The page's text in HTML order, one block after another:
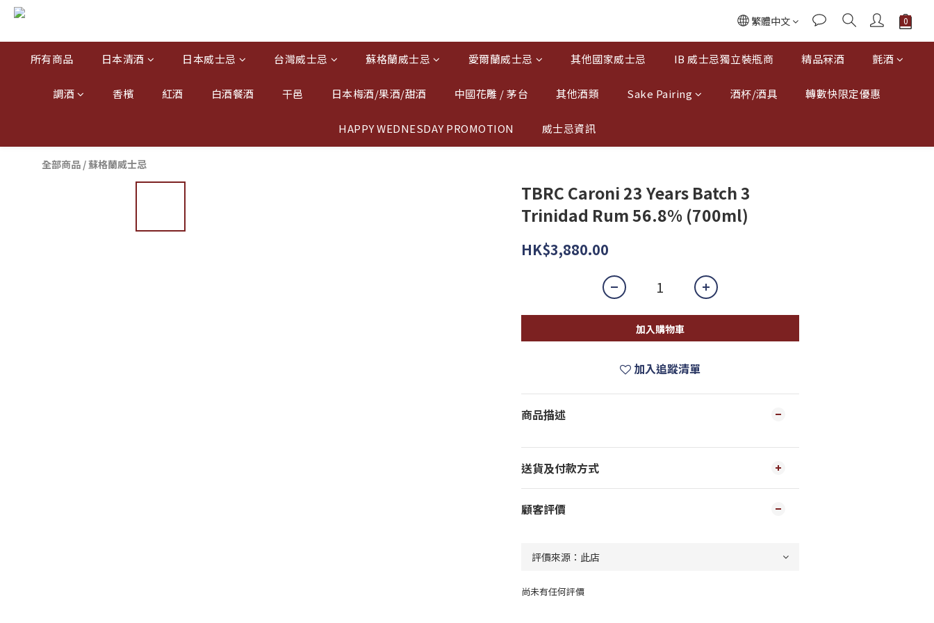
繁體中文
所有商品 日本清酒 日本威士忌 台灣威士忌 蘇格蘭威士忌 愛爾蘭威士忌 其他國家威士忌 IB 威士忌獨立裝瓶商 精品冧酒 氈酒
調酒 香檳 紅酒 白酒餐酒 干邑 日本梅酒/果酒/甜酒 中國花雕 / 茅台 其他酒類 Sake Pairing 酒杯/酒具 轉數快限定優惠
HAPPY WEDNESDAY PROMOTION 威士忌資訊
全部商品 /蘇格蘭威士忌
TBRC Caroni 23 Years Batch 3
Trinidad Rum 56.8% (700ml)
HK$3,880.00
加入購物車
加入追蹤清單
商品描述
送貨及付款方式
顧客評價
尚未有任何評價